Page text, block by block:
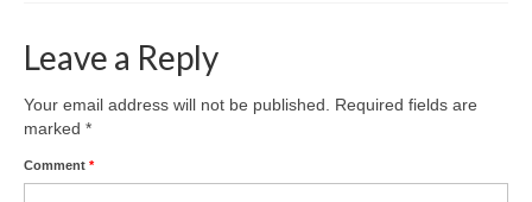
Leave a Reply
Your email address will not be published.
Required fields are
marked *
Comment *